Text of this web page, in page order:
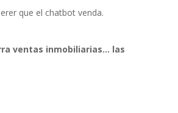
que el chatbot venda.
ventas inmobiliarias… las